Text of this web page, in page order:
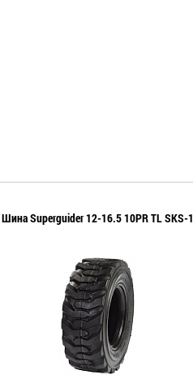
Шина Superguider 12-16.5 10PR TL SKS-1